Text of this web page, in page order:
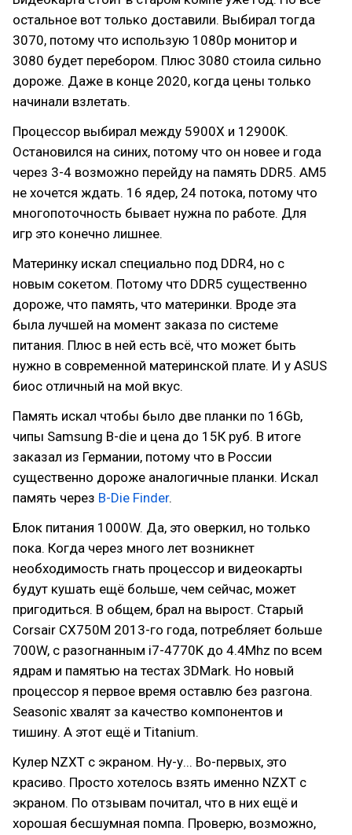
остальное вот только доставили. Выбирал тогда
3070, потому что использую 1080p монитор и
3080 будет перебором. Плюс 3080 стоила сильно
дороже. Даже в конце 2020, когда цены только
начинали взлетать.
Процессор выбирал между 5900X и 12900K.
Остановился на синих, потому что он новее и года
через 3-4 возможно перейду на память DDR5. AM5
не хочется ждать. 16 ядер, 24 потока, потому что
многопоточность бывает нужна по работе. Для
игр это конечно лишнее.
Материнку искал специально под DDR4, но с
новым сокетом. Потому что DDR5 существенно
дороже, что память, что материнки. Вроде эта
была лучшей на момент заказа по системе
питания. Плюс в ней есть всё, что может быть
нужно в современной материнской плате. И у ASUS
биос отличный на мой вкус.
Память искал чтобы было две планки по 16Gb,
чипы Samsung B-die и цена до 15К руб. В итоге
заказал из Германии, потому что в России
существенно дороже аналогичные планки. Искал
память через B-Die Finder.
Блок питания 1000W. Да, это оверкил, но только
пока. Когда через много лет возникнет
необходимость гнать процессор и видеокарты
будут кушать ещё больше, чем сейчас, может
пригодиться. В общем, брал на вырост. Старый
Corsair CX750M 2013-го года, потребляет больше
700W, с разогнанным i7-4770K до 4.4Mhz по всем
ядрам и памятью на тестах 3DMark. Но новый
процессор я первое время оставлю без разгона.
Seasonic хвалят за качество компонентов и
тишину. А этот ещё и Titanium.
Кулер NZXT с экраном. Ну-у... Во-первых, это
красиво. Просто хотелось взять именно NZXT с
экраном. По отзывам почитал, что в них ещё и
хорошая бесшумная помпа. Проверю, возможно,